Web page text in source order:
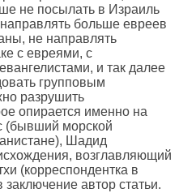
не посылать в Израиль
больше евреев
не направлять
с евреями, с
и так далее
групповым
разрушить
опирается именно на
(бывший морской
Шадид
возглавляющий
(корреспондентка в
автор статьи.